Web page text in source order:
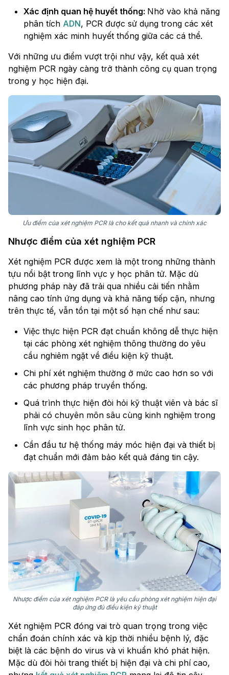
Xác định quan hệ huyết thống: Nhờ vào khả năng
phân tích ADN, PCR được sử dụng trong các xét
nghiệm xác minh huyết thống giữa các cá thể.
Với những ưu điểm vượt trội như vậy, kết quả xét
nghiệm PCR ngày càng trở thành công cụ quan trọng
trong y học hiện đại.
Ưu điểm của xét nghiệm PCR là cho kết quả nhanh và chính xác
Nhược điểm của xét nghiệm PCR
Xét nghiệm PCR được xem là một trong những thành
tựu nổi bật trong lĩnh vực y học phân tử. Mặc dù
phương pháp này đã trải qua nhiều cải tiến nhằm
nâng cao tính ứng dụng và khả năng tiếp cận, nhưng
trên thực tế, vẫn tồn tại một số hạn chế như sau:
Việc thực hiện PCR đạt chuẩn không dễ thực hiện
tại các phòng xét nghiệm thông thường do yêu
cầu nghiêm ngặt về điều kiện kỹ thuật.
Chi phí xét nghiệm thường ở mức cao hơn so với
các phương pháp truyền thống.
Quá trình thực hiện đòi hỏi kỹ thuật viên và bác sĩ
phải có chuyên môn sâu cùng kinh nghiệm trong
lĩnh vực sinh học phân tử.
Cần đầu tư hệ thống máy móc hiện đại và thiết bị
đạt chuẩn mới đảm bảo kết quả đáng tin cậy.
Nhược điểm của xét nghiệm PCR là yêu cầu phòng xét nghiệm hiện đại
đáp ứng đủ điều kiện kỹ thuật
Xét nghiệm PCR đóng vai trò quan trọng trong việc
chẩn đoán chính xác và kịp thời nhiều bệnh lý, đặc
biệt là các bệnh do virus và vi khuẩn khó phát hiện.
Mặc dù đòi hỏi trang thiết bị hiện đại và chi phí cao,